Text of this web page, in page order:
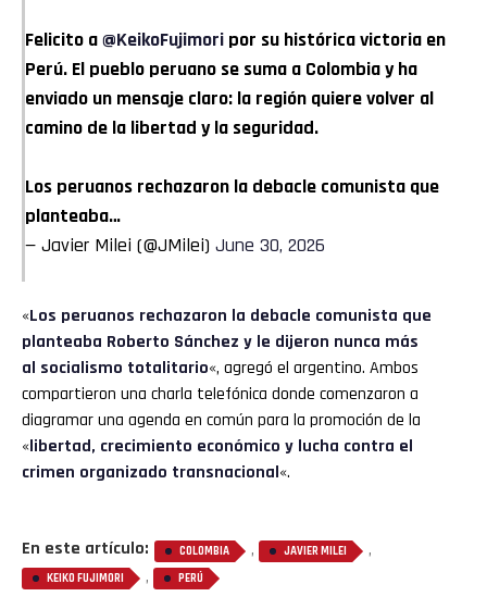
Felicito a@KeikoFujimori por su histórica victoria en
Perú. El pueblo peruano se suma a Colombia y ha
enviado un mensaje claro: la región quiere volver al
camino de la libertad y la seguridad.
Los peruanos rechazaron la debacle comunista que
planteaba…
— Javier Milei (@JMilei) June 30, 2026
«Los peruanos rechazaron la debacle comunista que
planteaba Roberto Sánchez y le dijeron nunca más
al socialismo totalitario«, agregó el argentino. Ambos
compartieron una charla telefónica donde comenzaron a
diagramar una agenda en común para la promoción de la
«libertad, crecimiento económico y lucha contra el
crimen organizado transnacional«.
En este artículo: COLOMBIA , JAVIER MILEI ,
KEIKO FUJIMORI , PERÚ